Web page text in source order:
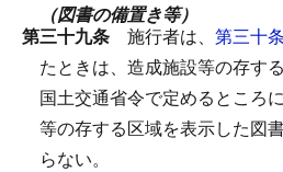
（図書の備置き等）
第三十九条 施行者は、 第三十
たときは、造成施設等の存す
国土交通省令で定めるところ
等の存する区域を表示した図
らない。